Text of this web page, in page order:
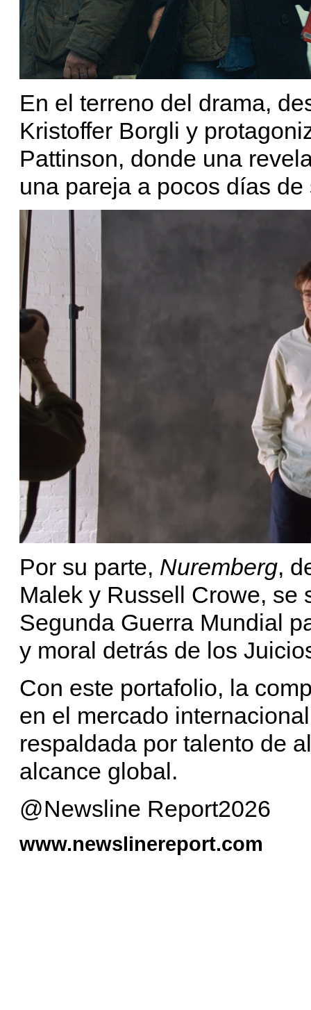
En el terreno del drama,
Kristoffer Borgli y
Pattinson, donde una
una pareja a pocos días de
Por su parte, Nuremberg,
Malek y Russell Crowe, se
Segunda Guerra Mundial
y moral detrás de los
Con este portafolio, la
en el mercado
respaldada por talento de
alcance global.
@Newsline Report2026
www.newslinereport.com